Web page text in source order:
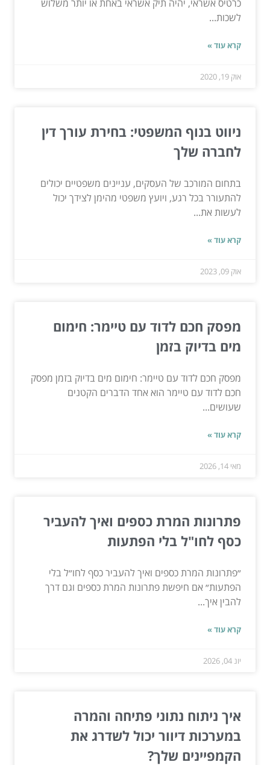
כרטיס אשראי, יהיה תיק אשראי באחת או יותר משלוש
לשכות...
קרא עוד »
אוק 19, 2020
ניווט בנוף המשפטי: בחירת עורך דין
לחברה שלך
בתחום המורכב של העסקים, עניינים משפטיים יכולים
להתעורר בכל רגע, ויועץ משפטי מהימן לצידך יכול
לעשות את...
קרא עוד »
אוק 09, 2023
מפסק חכם לדוד עם טיימר: חימום
מים בדיוק בזמן
מפסק חכם לדוד עם טיימר: חימום מים בדיוק בזמן מפסק
חכם לדוד עם טיימר הוא אחד הדברים הקטנים
שעושים...
קרא עוד »
מאי 14, 2026
פתרונות המרת כספים ואיך להעביר
כסף לחו"ל בלי הפתעות
״פתרונות המרת כספים ואיך להעביר כסף לחו״ל בלי
הפתעות״ אם חיפשת פתרונות המרת כספים וגם דרך
להבין איך...
קרא עוד »
יונ 04, 2026
איך ניתוח נתוני פתיחה והמרה
במערכות דיוור יכול לשדרג את
הקמפיינים שלך?